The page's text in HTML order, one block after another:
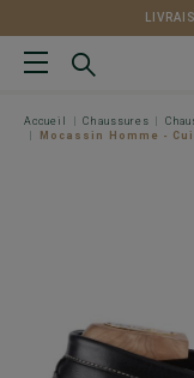
Accueil Chaussures
Mocassin Homme -